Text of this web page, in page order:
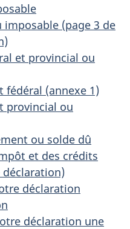
imposable (page 3 de
et provincial ou
fédéral (annexe 1)
provincial ou
ou solde dû
et des crédits
déclaration)
déclaration
déclaration une